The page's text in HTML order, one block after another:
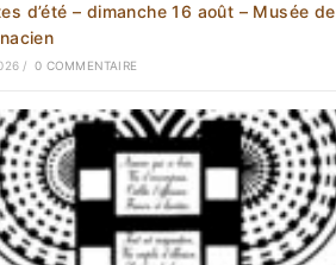
d’été – dimanche 16 août – Musée de
/ 0 COMMENTAIRE